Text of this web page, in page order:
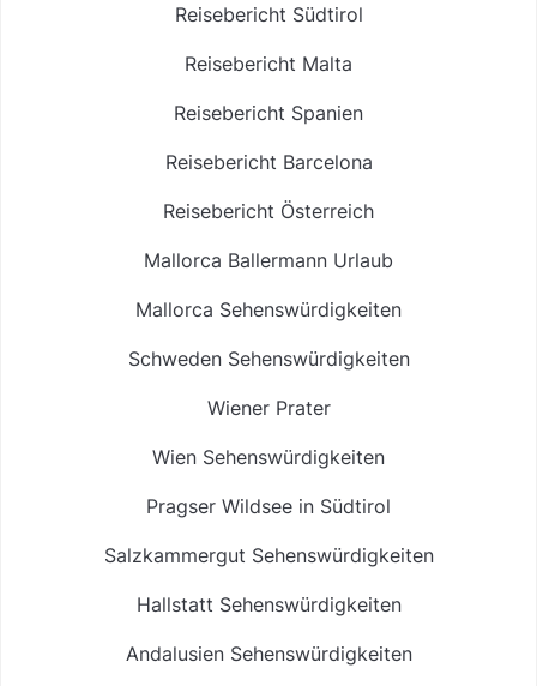
Reisebericht Südtirol
Reisebericht Malta
Reisebericht Spanien
Reisebericht Barcelona
Reisebericht Österreich
Mallorca Ballermann Urlaub
Mallorca Sehenswürdigkeiten
Schweden Sehenswürdigkeiten
Wiener Prater
Wien Sehenswürdigkeiten
Pragser Wildsee in Südtirol
Salzkammergut Sehenswürdigkeiten
Hallstatt Sehenswürdigkeiten
Andalusien Sehenswürdigkeiten